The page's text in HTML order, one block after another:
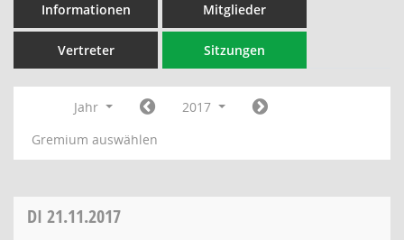
Informationen Mitglieder
Vertreter Sitzungen
Jahr
2017
Gremium auswählen
DI 21.11.2017